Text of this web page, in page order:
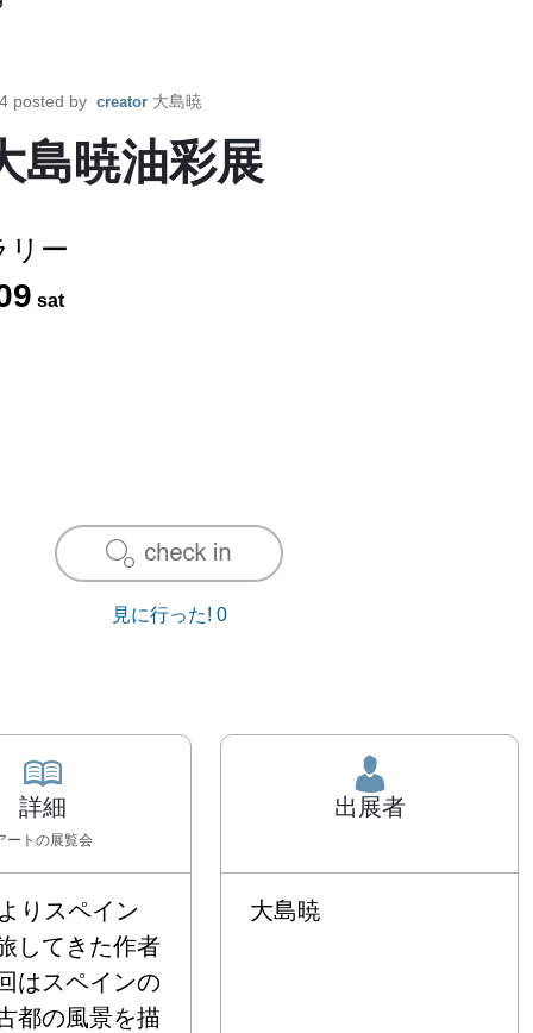
posted by creator 大島暁
暁油彩展
リー
sat
見に行った! 0
詳細
ート の展覧会
りスペイン
してきた作者
はスペインの
都の風景を描
出展者
大島暁